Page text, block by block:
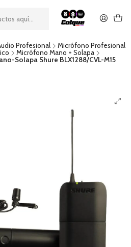
por pago con transferencia bancaria
Este descuento no es
ni aplicable a gastos de envío.
Profesional
Micrófono Profesional
Micrófono Mano + Solapa
Solapa Shure BLX1288/CVL-M15